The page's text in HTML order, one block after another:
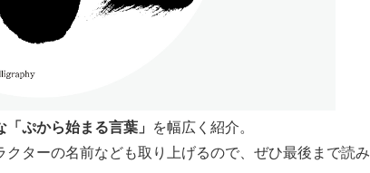
ぷから始まる言葉」
を幅広く紹介。
ターの名前なども取り上げるので、ぜひ最後まで読み